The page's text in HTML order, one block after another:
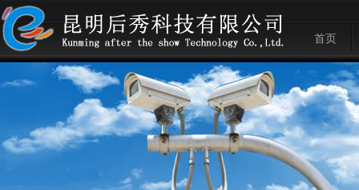
首页
关于我们
组织机构
企业文化
公司新闻
行情评论
电脑系列
安防监控
人相人脸
体温检测
人流量统
云南省军
云南省高
云南省
云南省委
西山分局
联系方式
在线留言